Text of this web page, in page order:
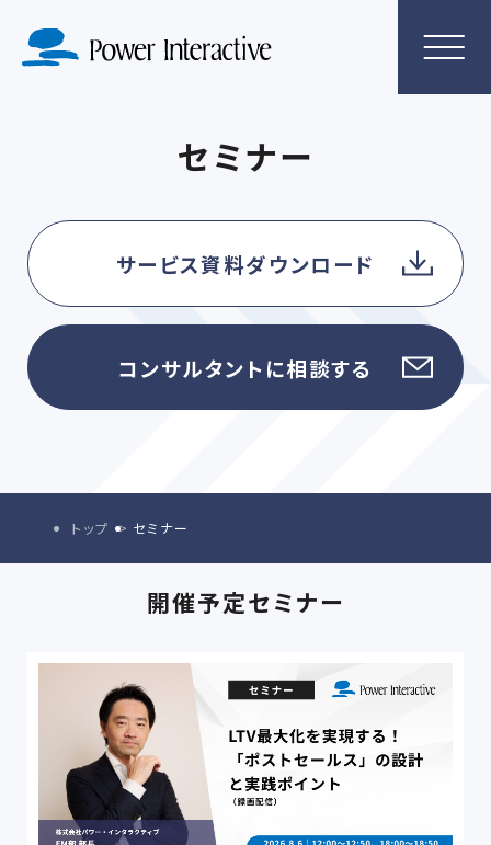
セミナー
サービス資料ダウンロード
コンサルタントに相談する
トップ セミナー
開催予定セミナー